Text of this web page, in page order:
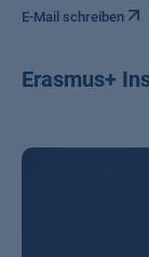
E-Mail schreiben
Erasmus+